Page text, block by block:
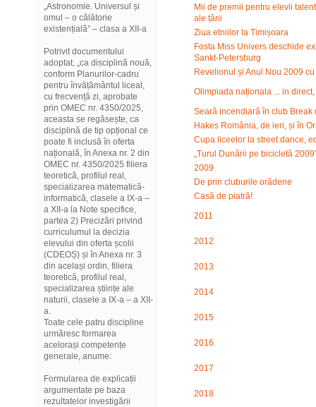
„Astronomie. Universul și
omul – o călătorie
existențială” – clasa a XII-a
Potrivit documentului
adoptat, „ca disciplină nouă,
conform Planurilor-cadru
pentru învățământul liceal,
cu frecvență zi, aprobate
prin OMEC nr. 4350/2025,
aceasta se regăsește, ca
disciplină de tip opțional ce
poate fi inclusă în oferta
națională, în Anexa nr. 2 din
OMEC nr. 4350/2025 filiera
teoretică, profilul real,
specializarea matematică-
informatică, clasele a IX-a –
a XII-a la Note specifice,
partea 2) Precizări privind
curriculumul la decizia
elevului din oferta școlii
(CDEOȘ) și în Anexa nr. 3
din același ordin, filiera
teoretică, profilul real,
specializarea științe ale
naturii, clasele a IX-a – a XII-
a.
Toate cele patru discipline
urmăresc formarea
acelorași competențe
generale, anume:
Formularea de explicații
argumentate pe baza
rezultatelor investigării
Mii de premii pentru elevii
ale țării
Ziua etniilor la Timișoara
Fosta Miss Univers deschide
Sankt-Petersburg
Revelionul și Anul Nou 2009
Olimpiada naționala ... in
Seară incendiară în club Break
Hakes România, de ieri, și în
Cupa liceelor la street dance,
„Turul Dunării pe bicicletă
2009
De prin cluburile orădene
Casă de piatră!
2011
2012
2013
2014
2015
2016
2017
2018